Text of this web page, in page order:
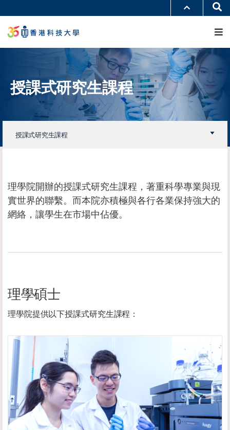
至
容
生活@科大
校園地圖及指南
工作@科大
教授簡錄
認識科大
授課式研究生課程
授課式研究生課程
理學院開辦的授課式研究生課程，著重科學專業與現
實世界的聯繫。而本院亦積極與各行各業保持強大的
網絡，讓學生在市場中佔優。
理學碩士
理學院提供以下授課式研究生課程：